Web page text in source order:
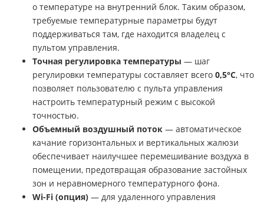
о температуре на внутренний блок. Таким образом,
требуемые температурные параметры будут
поддерживаться там, где находится владелец с
пультом управления.
Точная регулировка температуры — шаг
регулировки температуры составляет всего 0,5°С, что
позволяет пользователю с пульта управления
настроить температурный режим с высокой
точностью.
Объемный воздушный поток — автоматическое
качание горизонтальных и вертикальных жалюзи
обеспечивает наилучшее перемешивание воздуха в
помещении, предотвращая образование застойных
зон и неравномерного температурного фона.
Wi-Fi (опция) — для удаленного управления